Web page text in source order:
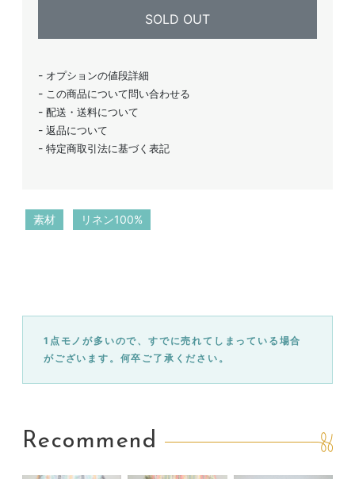
SOLD OUT
オプションの値段詳細
この商品について問い合わせる
配送・送料について
返品について
特定商取引法に基づく表記
素材 リネン100%
1点モノが多いので、すでに売れてしまっている場合
がございます。何卒ご了承ください。
Recommend